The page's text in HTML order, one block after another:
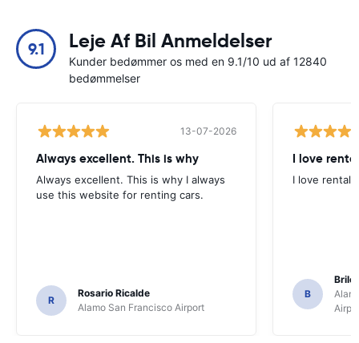
9.1 Leje Af Bil Anmeldelser
Kunder bedømmer os med en 9.1/10 ud af 12840
bedømmelser
13-07-2026
Always excellent. This is why
Always excellent. This is why I always
use this website for renting cars.
R
Rosario Ricalde
Alamo San Francisco Airport
I love
I love rental
B